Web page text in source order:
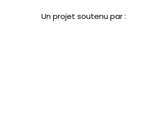
Un projet soutenu par :